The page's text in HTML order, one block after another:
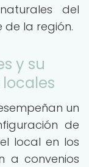
del
de la región.
y su
un
de
local en los
a convenios